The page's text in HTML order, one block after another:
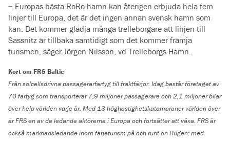
− Europas bästa RoRo-hamn kan återigen erbjuda hela fem
linjer till Europa, det är det ingen annan svensk hamn som
kan. Det kommer glädja många trelleborgare att linjen till
Sassnitz är tillbaka samtidigt som det kommer främja
turismen, säger Jörgen Nilsson, vd Trelleborgs Hamn.
Kort om FRS Baltic
Från solcellsdrivna passagerarfartyg till fraktfärjor. Idag består företaget av
70 fartyg som transporterar 7,9 miljoner passagerare och 2,1 miljoner bilar
över hela världen varje år. Med 13 höghastighetskatamaraner världen över
är FRS en av de ledande aktörerna i Europa och fortsätter att växa. FRS är
också marknadsledande inom färjeturism på och runt ön Rügen: med